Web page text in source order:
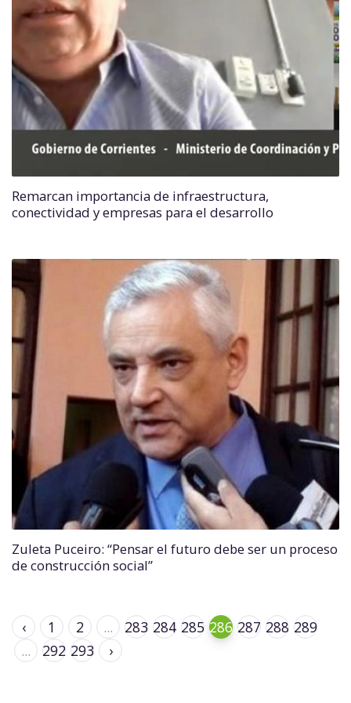
Remarcan importancia de infraestructura,
conectividad y empresas para el desarrollo
Zuleta Puceiro: “Pensar el futuro debe ser un proceso
de construcción social”
‹ 1 2 ... 283 284 285 286 287 288 289
...
292 293 ›